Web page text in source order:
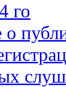
го
о